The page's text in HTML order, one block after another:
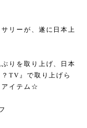
リーが、遂に日本上
りを取り上げ、日本
TV』で取り上げら
アイテム☆